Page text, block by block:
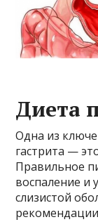
Диета
Одна из
гастрита —
Правильное
воспаление и
слизистой